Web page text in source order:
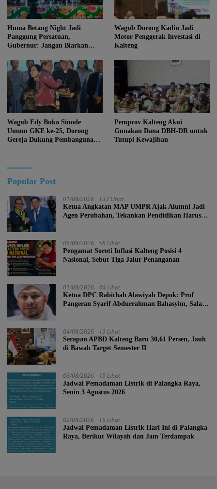
Huma Betang Night Jadi
Panggung Persatuan,
Gubernur: Jangan Biarkan
Kalteng
Wagub Dorong Kadin Jadi
Motor Penggerak Investasi di
Kalteng
Wagub Edy Buka Sinode
Umum GKE ke-25, Dorong
Gereja Dukung Pembangunan
Pemprov Kalteng Akui
Gunakan Dana DBH-DR untuk
Tutupi Kewajiban
Popular Post
01/08/2026 133 Lihat
Ketua Angkatan MAP UMPR Ajak Alumni Jadi
Agen Perubahan, Tekankan Pendidikan Harus
06/08/2026 58 Lihat
Pengamat Soroti Inflasi Kalteng Posisi 4
Nasional, Sebut Tiga Jalur Penanganan
01/08/2026 44 Lihat
Ketua DPC Rabithah Alawiyah Depok: Prof
Pangeran Syarif Abdurrahman Bahasyim, Salah
04/08/2026 19 Lihat
Serapan APBD Kalteng Baru 30,61 Persen, Jauh
di Bawah Target Semester II
03/08/2026 15 Lihat
Jadwal Pemadaman Listrik di Palangka Raya,
Senin 3 Agustus 2026
02/08/2026 15 Lihat
Jadwal Pemadaman Listrik Hari Ini di Palangka
Raya, Berikut Wilayah dan Jam Terdampak